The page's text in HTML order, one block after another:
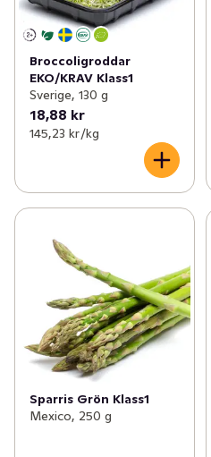
Broccoligroddar
EKO/KRAV Klass1
Sverige, 130 g
18,88 kr
145,23 kr /kg
Sparris Grön Klass1
Mexico, 250 g